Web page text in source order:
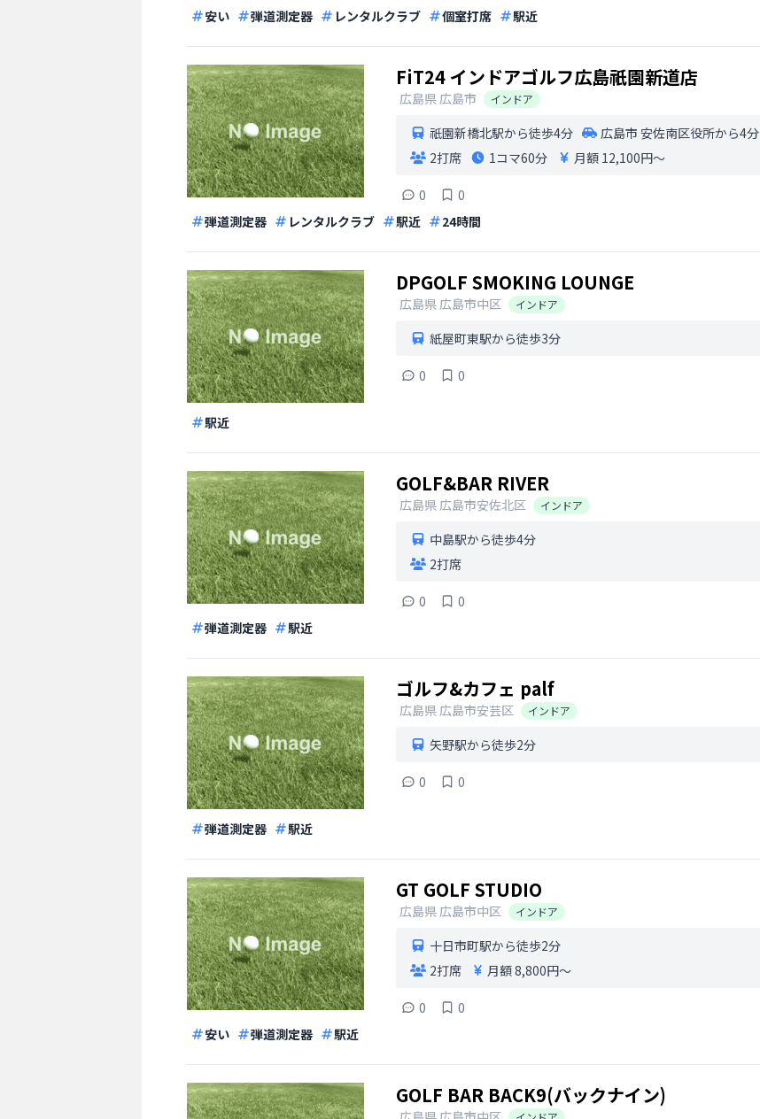
安い
弾道測定器 レンタルクラブ 個室打席 駅近
FiT24 インドアゴルフ広島祇園新道店
広島県 広島市 インドア
祇園新橋北駅から徒歩4分
広島市 安佐南区役所から4分
2打席
1コマ60分 月額 12,100円〜
0
0
弾道測定器
レンタルクラブ 駅近 24時間
DPGOLF SMOKING LOUNGE
広島県 広島市中区 インドア
紙屋町東駅から徒歩3分
0 0
駅近
GOLF&BAR RIVER
広島県 広島市安佐北区 インドア
中島駅から徒歩4分
2打席
0
0
弾道測定器
駅近
ゴルフ&カフェ palf
広島県 広島市安芸区 インドア
矢野駅から徒歩2分
0 0
弾道測定器 駅近
GT GOLF STUDIO
広島県 広島市中区 インドア
十日市町駅から徒歩2分
2打席
月額 8,800円〜
0
0
安い
弾道測定器 駅近
GOLF BAR BACK9(バックナイン)